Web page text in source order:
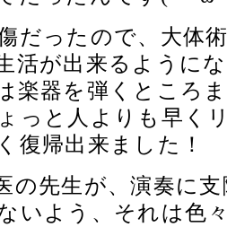
だったので、大体
活が出来るように
楽器を弾くところ
っと人よりも早く
復帰出来ました！
の先生が、演奏に
いよう、それは色